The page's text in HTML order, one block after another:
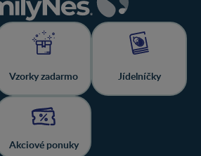
Vzorky zadarmo Jídelníčky
Akciové ponuky